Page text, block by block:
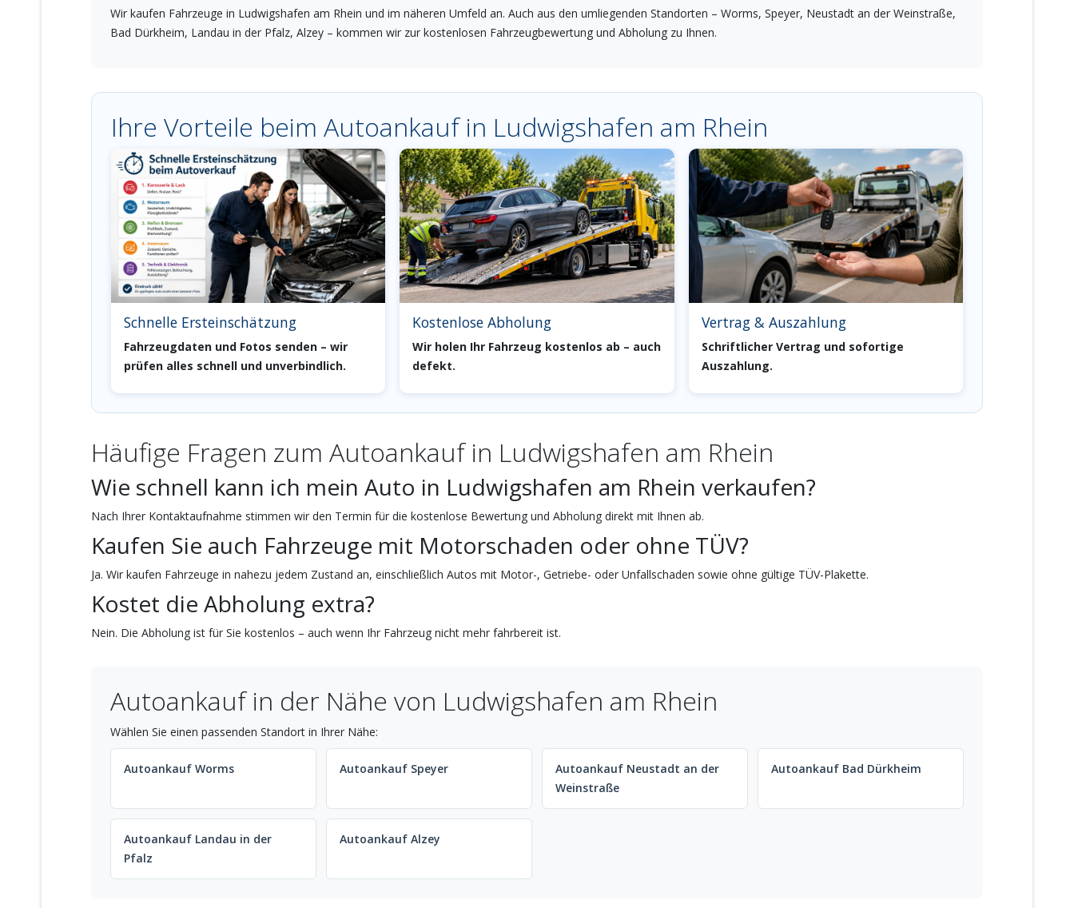
Wir kaufen Fahrzeuge in Ludwigshafen am Rhein und im näheren Umfeld an. Auch aus den umliegenden Standorten – Worms, Speyer, Neustadt an der Weinstraße,
Bad Dürkheim, Landau in der Pfalz, Alzey – kommen wir zur kostenlosen Fahrzeugbewertung und Abholung zu Ihnen.
Ihre Vorteile beim Autoankauf in Ludwigshafen am Rhein
Schnelle Ersteinschätzung
Fahrzeugdaten und Fotos senden – wir
prüfen alles schnell und unverbindlich.
Kostenlose Abholung
Wir holen Ihr Fahrzeug kostenlos ab – auch
defekt.
Vertrag & Auszahlung
Schriftlicher Vertrag und sofortige
Auszahlung.
Häufige Fragen zum Autoankauf in Ludwigshafen am Rhein
Wie schnell kann ich mein Auto in Ludwigshafen am Rhein verkaufen?
Nach Ihrer Kontaktaufnahme stimmen wir den Termin für die kostenlose Bewertung und Abholung direkt mit Ihnen ab.
Kaufen Sie auch Fahrzeuge mit Motorschaden oder ohne TÜV?
Ja. Wir kaufen Fahrzeuge in nahezu jedem Zustand an, einschließlich Autos mit Motor-, Getriebe- oder Unfallschaden sowie ohne gültige TÜV-Plakette.
Kostet die Abholung extra?
Nein. Die Abholung ist für Sie kostenlos – auch wenn Ihr Fahrzeug nicht mehr fahrbereit ist.
Autoankauf in der Nähe von Ludwigshafen am Rhein
Wählen Sie einen passenden Standort in Ihrer Nähe:
Autoankauf Worms Autoankauf Speyer
Autoankauf Neustadt an der
Weinstraße
Autoankauf Bad Dürkheim
Autoankauf Landau in der
Pfalz
Autoankauf Alzey